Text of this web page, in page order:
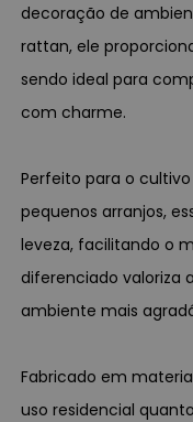
decoração de
rattan, ele
sendo ideal para
com charme.
Perfeito para o
pequenos arranjos,
leveza, facilitando o
diferenciado valoriza
ambiente mais
Fabricado em
uso residencial